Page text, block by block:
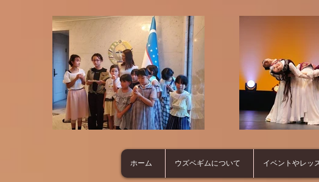
ホーム ウズベギムについて イベントやレッ